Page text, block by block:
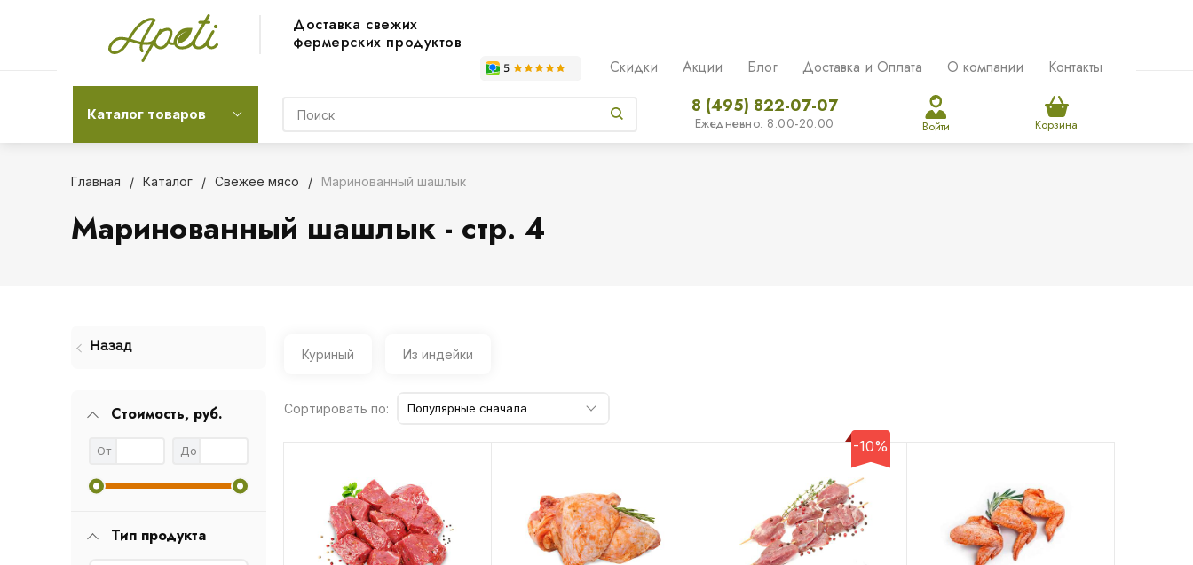
Доставка свежих
фермерских продуктов
Скидки Акции Блог Доставка и Оплата О компании Контакты
Каталог товаров 8 (495) 822-07-07
Ежедневно: 8:00-20:00 Войти Корзина
Главная Каталог Свежее мясо Маринованный шашлык
Маринованный шашлык - стр. 4
Назад
Стоимость, руб.
От До
Тип продукта
Куриный Из индейки
Сортировать по: Популярные сначала
-10%